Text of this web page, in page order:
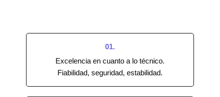
01.
Excelencia en cuanto a lo técnico.
Fiabilidad, seguridad, estabilidad.